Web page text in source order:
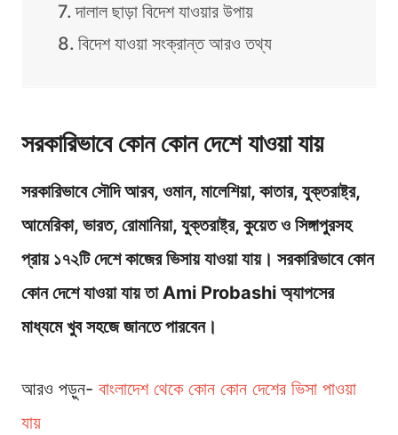
দালাল ছাড়া বিদেশ যাওয়ার উপায়
বিদেশ যাওয়া সংক্রান্ত আরও তথ্য
সরকারিভাবে কোন কোন দেশে যাওয়া যায়
সরকারিভাবে সৌদি আরব, ওমান, মালেশিয়া, কাতার, যুক্তরাষ্ট্র,
আমেরিকা, ভারত, রোমানিয়া, যুক্তরাষ্ট্র, কুয়েত ও সিঙ্গাপুরসহ
প্রায় ১৭২টি দেশে কাজের ভিসায় যাওয়া যায়। সরকারিভাবে কোন
কোন দেশে যাওয়া যায় তা Ami Probashi অ্যাপসের
মাধ্যমে খুব সহজে জানতে পারবেন।
আরও পড়ুন- বাংলাদেশ থেকে কোন কোন দেশের ভিসা পাওয়া
যায়